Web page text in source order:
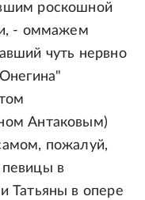
роскошной
- оммажем
чуть нервно
Антаковым)
пожалуй,
певицы в
Татьяны в опере